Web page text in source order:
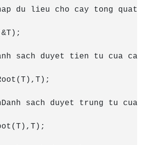
du lieu cho cay tong
sach duyet tien tu cua
sach duyet trung tu cua